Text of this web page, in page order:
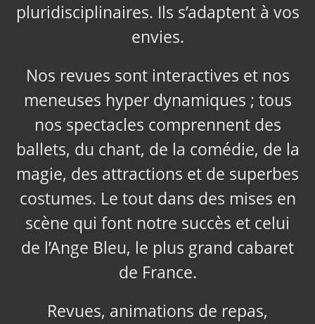
pluridisciplinaires. Ils s’adaptent à vos
envies.
Nos revues sont interactives et nos
meneuses hyper dynamiques ; tous
nos spectacles comprennent des
ballets, du chant, de la comédie, de la
magie, des attractions et de superbes
costumes. Le tout dans des mises en
scène qui font notre succès et celui
de l’Ange Bleu, le plus grand cabaret
de France.
Revues, animations de repas,